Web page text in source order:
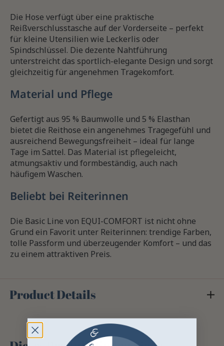
Die Hose verfügt über eine praktische
Reißverschlusstasche auf der Vorderseite – perfekt
für kleine Utensilien wie Leckerlis oder
Spindschlüssel. Die dezente Nahtführung
unterstreicht das sportlich-elegante Design und sorgt
gleichzeitig für angenehmen Tragekomfort.
Material und Pflege
Gefertigt aus 95 % Baumwolle und 5 % Elasthan
bietet die Reithose ein angenehmes Tragegefühl und
ausreichend Bewegungsfreiheit – ideal für lange
Tage im Sattel. Das Material ist pflegeleicht,
atmungsaktiv und formbeständig, auch nach
häufigem Waschen.
Beliebt bei Reiterinnen
Die Basic Line von EQUI-COMFORT ist nicht ohne
Grund ein Favorit unter Reiterinnen: trendige Farben,
tolle Passform und überzeugender Komfort – und das
zu einem attraktiven Preis.
Product Details